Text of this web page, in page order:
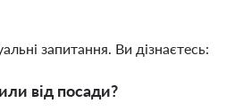
запитання. Ви дізнаєтесь:
від посади?